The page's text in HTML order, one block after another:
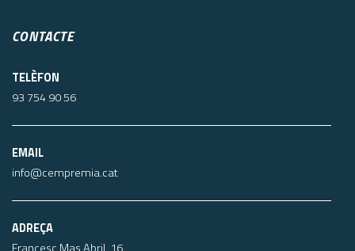
CONTACTE
TELÈFON
93 754 90 56
EMAIL
info@cempremia.cat
ADREÇA